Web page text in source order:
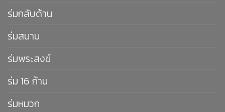
ร่มกลับด้าน
ร่มสนาม
ร่มพระสงฆ์
ร่ม 16 ก้าน
ร่มหมวก